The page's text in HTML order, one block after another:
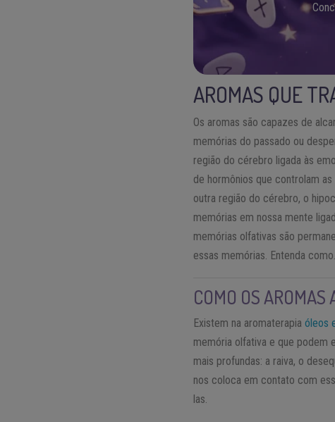
AROMAS QUE
Os aromas são capazes de
memórias do passado ou
região do cérebro ligada às
de hormônios que controlam
outra região do cérebro, o
memórias em nossa mente
memórias olfativas são
essas memórias. Entenda como.
COMO OS AROMAS
Existem na aromaterapiaóleos
memória olfativa e que podem
mais profundas: a raiva, o
nos coloca em contato com
las.